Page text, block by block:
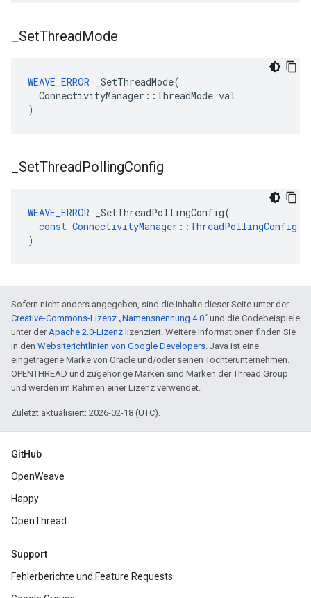
SetThreadMode
WEAVE_ERROR _SetThreadMode(
  ConnectivityManager::ThreadMode val
)
SetThreadPollingConfig
WEAVE_ERROR _SetThreadPollingConfig(
const ConnectivityManager :: ThreadPollingConfig
)
Sofern nicht anders angegeben, sind die Inhalte dieser Seite unter der
Creative-Commons-Lizenz „Namensnennung 4.0“ und die Codebeispiele
unter derApache 2.0-Lizenz lizenziert. Weitere Informationen finden Sie
in den Websiterichtlinien von Google Developers. Java ist eine
eingetragene Marke von Oracle und/oder seinen Tochterunternehmen.
OPENTHREAD und zugehörige Marken sind Marken der Thread Group
und werden im Rahmen einer Lizenz verwendet.
Zuletzt aktualisiert: 2026-02-18 (UTC).
GitHub
OpenWeave
Happy
OpenThread
Support
Fehlerberichte und Feature Requests